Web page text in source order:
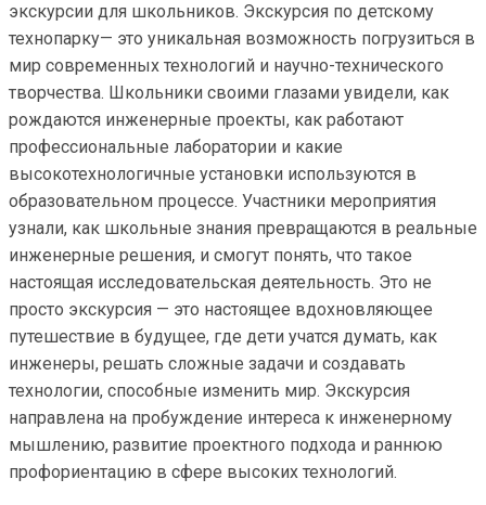
экскурсии для школьников. Экскурсия по детскому
технопарку— это уникальная возможность погрузиться в
мир современных технологий и научно-технического
творчества. Школьники своими глазами увидели, как
рождаются инженерные проекты, как работают
профессиональные лаборатории и какие
высокотехнологичные установки используются в
образовательном процессе. Участники мероприятия
узнали, как школьные знания превращаются в реальные
инженерные решения, и смогут понять, что такое
настоящая исследовательская деятельность. Это не
просто экскурсия — это настоящее вдохновляющее
путешествие в будущее, где дети учатся думать, как
инженеры, решать сложные задачи и создавать
технологии, способные изменить мир. Экскурсия
направлена на пробуждение интереса к инженерному
мышлению, развитие проектного подхода и раннюю
профориентацию в сфере высоких технологий.